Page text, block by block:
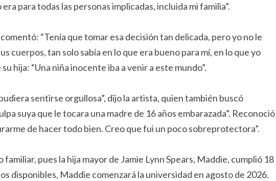
para todas las personas implicadas, incluida mi familia”.
“Tenía que tomar esa decisión tan delicada, pero yo no le
cuerpos, tan solo sabía en lo que era bueno para mí, en lo que yo
hija: “Una niña inocente iba a venir a este mundo”.
sentirse orgullosa”, dijo la artista, quien también buscó
suya que le tocara una madre de 16 años embarazada”. Reconoció
de hacer todo bien. Creo que fui un poco sobreprotectora”.
pues la hija mayor de Jamie Lynn Spears, Maddie, cumplió 18
disponibles, Maddie comenzará la universidad en agosto de 2026.